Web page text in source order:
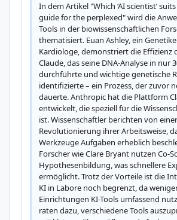
In dem Artikel "Which ‘AI scientist’
guide for the perplexed" wird die
Tools in der biowissenschaftlichen
thematisiert. Euan Ashley, ein
Kardiologe, demonstriert die Effizienz
Claude, das seine DNA-Analyse in nur
durchführte und wichtige genetische
identifizierte – ein Prozess, der zuvor
dauerte. Anthropic hat die Plattform
entwickelt, die speziell für die
ist. Wissenschaftler berichten von einer
Revolutionierung ihrer Arbeitsweise,
Werkzeuge Aufgaben erheblich
Forscher wie Clare Bryant nutzen Co-
Hypothesenbildung, was schnellere
ermöglicht. Trotz der Vorteile ist die
KI in Labore noch begrenzt, da
Einrichtungen KI-Tools umfassend
raten dazu, verschiedene Tools